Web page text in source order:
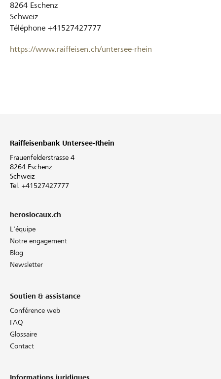
8264 Eschenz
Schweiz
Téléphone +41527427777
https://www.raiffeisen.ch/untersee-rhein
Raiffeisenbank Untersee-Rhein
Frauenfelderstrasse 4
8264 Eschenz
Schweiz
Tel. +41527427777
heroslocaux.ch
L'équipe
Notre engagement
Blog
Newsletter
Soutien & assistance
Conférence web
FAQ
Glossaire
Contact
Informations juridiques